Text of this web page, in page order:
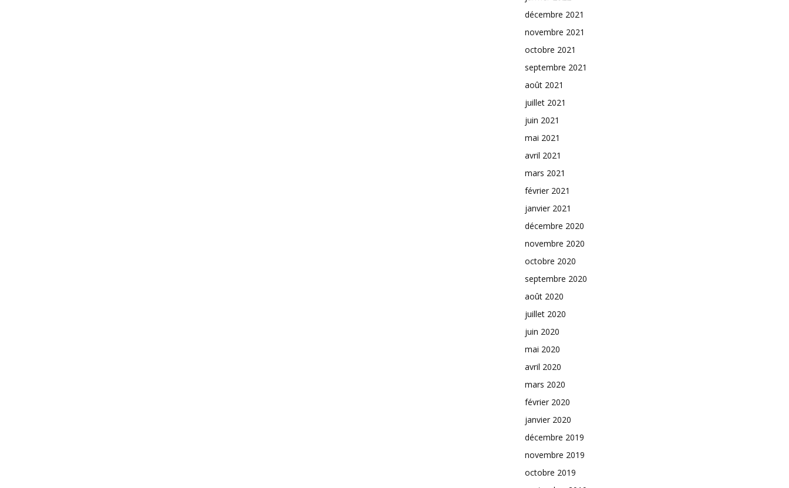
décembre 2021
novembre 2021
octobre 2021
septembre 2021
août 2021
juillet 2021
juin 2021
mai 2021
avril 2021
mars 2021
février 2021
janvier 2021
décembre 2020
novembre 2020
octobre 2020
septembre 2020
août 2020
juillet 2020
juin 2020
mai 2020
avril 2020
mars 2020
février 2020
janvier 2020
décembre 2019
novembre 2019
octobre 2019